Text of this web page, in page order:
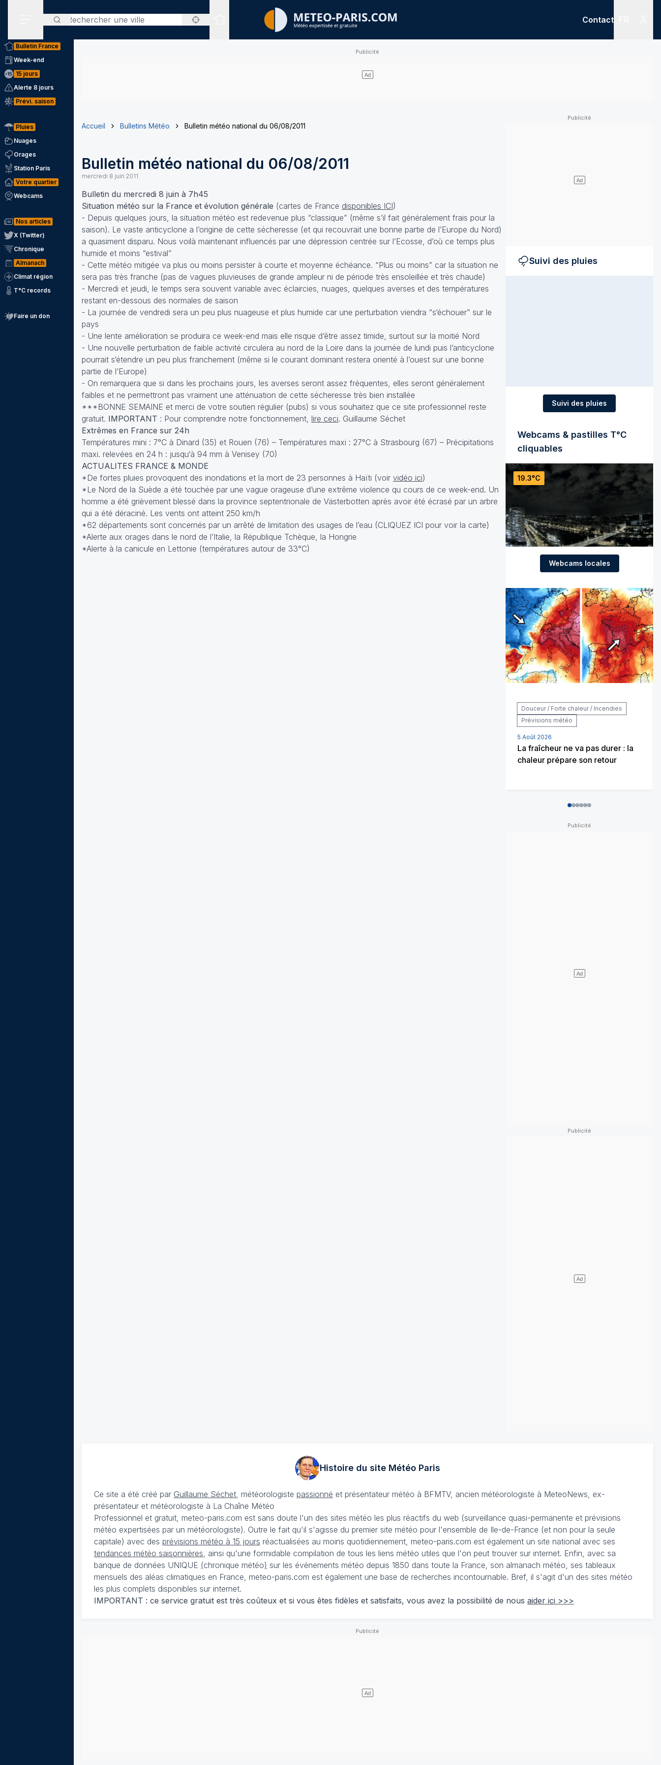
Rechercher
Sites expertisés
Contact
Bulletin France
Week-end
15 jours
Alerte 8 jours
Prévi. saison
Pluies
Nuages
Orages
Station Paris
Votre quartier
Webcams
Nos articles
X (Twitter)
Chronique
Almanach
Climat région
T°C records
Faire un don
Accueil Bulletins Météo Bulletin météo national du 06/08/2011
Bulletin météo national du 06/08/2011
mercredi 8 juin 2011
Bulletin du mercredi 8 juin à 7h45
Situation météo sur la France et évolution générale (cartes de France disponibles ICI)
- Depuis quelques jours, la situation météo est redevenue plus “classique” (même s’il fait généralement frais pour la
saison). Le vaste anticyclone a l’origine de cette sécheresse (et qui recouvrait une bonne partie de l’Europe du Nord)
a quasiment disparu. Nous voilà maintenant influencés par une dépression centrée sur l’Ecosse, d’où ce temps plus
humide et moins “estival”
- Cette météo mitigée va plus ou moins persister à courte et moyenne échéance. “Plus ou moins” car la situation ne
sera pas très franche (pas de vagues pluvieuses de grande ampleur ni de période très ensoleillée et très chaude)
- Mercredi et jeudi, le temps sera souvent variable avec éclaircies, nuages, quelques averses et des températures
restant en-dessous des normales de saison
- La journée de vendredi sera un peu plus nuageuse et plus humide car une perturbation viendra “s‘échouer” sur le
pays
- Une lente amélioration se produira ce week-end mais elle risque d‘être assez timide, surtout sur la moitié Nord
- Une nouvelle perturbation de faible activité circulera au nord de la Loire dans la journée de lundi puis l’anticyclone
pourrait s‘étendre un peu plus franchement (même si le courant dominant restera orienté à l’ouest sur une bonne
partie de l’Europe)
- On remarquera que si dans les prochains jours, les averses seront assez fréquentes, elles seront généralement
faibles et ne permettront pas vraiment une atténuation de cette sécheresse très bien installée
***BONNE SEMAINE et merci de votre soutien régulier (pubs) si vous souhaitez que ce site professionnel reste
gratuit. IMPORTANT : Pour comprendre notre fonctionnement, lire ceci. Guillaume Séchet
Extrêmes en France sur 24h
Températures mini : 7°C à Dinard (35) et Rouen (76) – Températures maxi : 27°C à Strasbourg (67) – Précipitations
maxi. relevées en 24 h : jusqu‘à 94 mm à Venisey (70)
ACTUALITES FRANCE & MONDE
*De fortes pluies provoquent des inondations et la mort de 23 personnes à Haïti (voir vidéo ici)
*Le Nord de la Suède a été touchée par une vague orageuse d’une extrême violence qu cours de ce week-end. Un
homme a été grièvement blessé dans la province septentrionale de Västerbotten après avoir été écrasé par un arbre
qui a été déraciné. Les vents ont atteint 250 km/h
*62 départements sont concernés par un arrêté de limitation des usages de l’eau (CLIQUEZ ICI pour voir la carte)
*Alerte aux orages dans le nord de l’Italie, la République Tchèque, la Hongrie
*Alerte à la canicule en Lettonie (températures autour de 33°C)
Suivi des pluies
Suivi des pluies
Webcams & pastilles T°C
cliquables
19.3°C
Webcams locales
Douceur / Forte chaleur / Incendies
Prévisions météo
5 Août 2026
La fraîcheur ne va pas durer : la
chaleur prépare son retour
012345
Histoire du site MétéoParis
Ce site a été créé par Guillaume Séchet , météorologiste passionné et présentateur météo à BFMTV, ancien météorologiste à MeteoNews, ex-
présentateur et météorologiste à La Chaîne Météo
Professionnel et gratuit, meteo-paris.com est sans doute l'un des sites météo les plus réactifs du web (surveillance quasi-permanente et prévisions
météo expertisées par un météorologiste). Outre le fait qu'il s'agisse du premier site météo pour l'ensemble de Ile-de-France (et non pour la seule
capitale) avec des prévisions météo à 15 jours réactualisées au moins quotidiennement, meteo-paris.com est également un site national avec ses
tendances météo saisonnières , ainsi qu'une formidable compilation de tous les liens météo utiles que l'on peut trouver sur internet. Enfin, avec sa
banque de données UNIQUE (chronique météo) sur les événements météo depuis 1850 dans toute la France, son almanach météo, ses tableaux
mensuels des aléas climatiques en France, meteo-paris.com est également une base de recherches incontournable. Bref, il s'agit d'un des sites météo
les plus complets disponibles sur internet.
IMPORTANT : ce service gratuit est très coûteux et si vous êtes fidèles et satisfaits, vous avez la possibilité de nous aider ici >>>